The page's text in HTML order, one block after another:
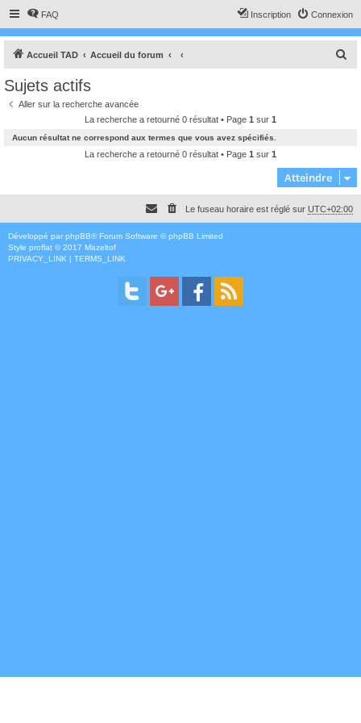
FAQ Connexion
Inscription
Accueil TAD Accueil du forum
c
h
e
Sujets actifs
Aller sur la recherche avancée
La recherche a retourné 0 résultat • Page 1 sur 1
Aucun résultat ne correspond aux termes que vous avez spécifiés.
La recherche a retourné 0 résultat • Page 1 sur 1
Atteindre
Le fuseau horaire est réglé sur UTC+02:00
Développé par phpBB® Forum Software © phpBB Limited
Style proflat © 2017 Mazeltof
PRIVACY_LINK | TERMS_LINK